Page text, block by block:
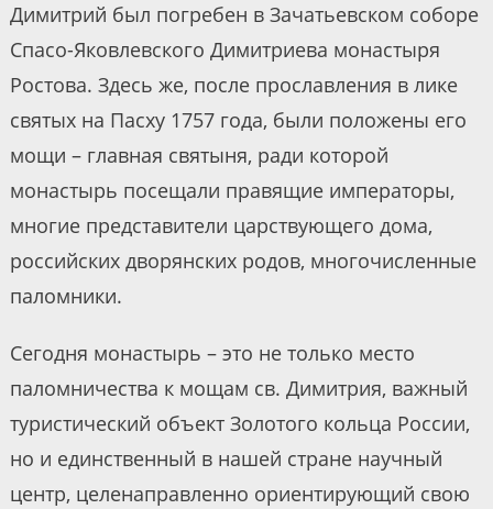
Димитрий был погребен в Зачатьевском соборе
Спасо-Яковлевского Димитриева монастыря
Ростова. Здесь же, после прославления в лике
святых на Пасху 1757 года, были положены его
мощи – главная святыня, ради которой
монастырь посещали правящие императоры,
многие представители царствующего дома,
российских дворянских родов, многочисленные
паломники.
Сегодня монастырь – это не только место
паломничества к мощам св. Димитрия, важный
туристический объект Золотого кольца России,
но и единственный в нашей стране научный
центр, целенаправленно ориентирующий свою